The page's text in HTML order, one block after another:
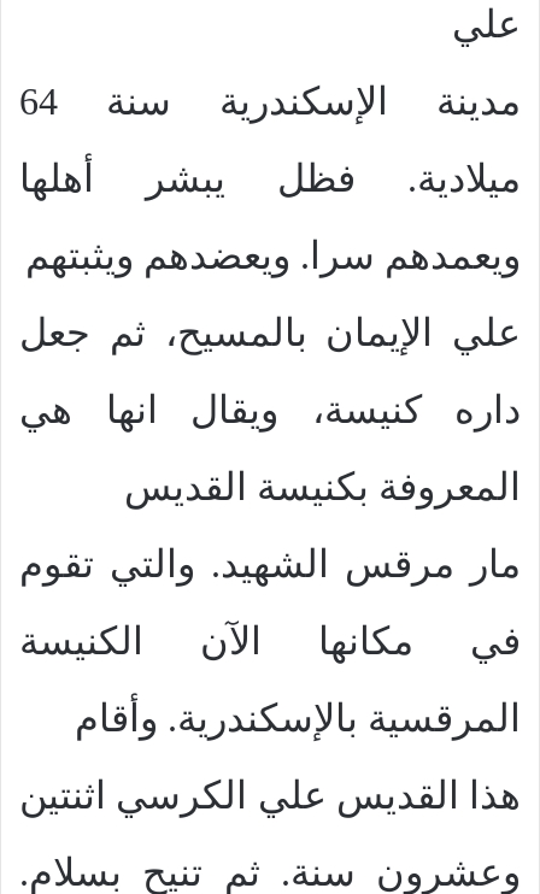
علي
مدينة الإسكندرية سنة 64
ميلادية. فظل يبشر أهلها
ويعمدهم سرا. ويعضدهم ويثبتهم
علي الإيمان بالمسيح، ثم جعل
داره كنيسة، ويقال انها هي
المعروفة بكنيسة القديس
مار مرقس الشهيد. والتي تقوم
في مكانها الآن الكنيسة
المرقسية بالإسكندرية. وأقام
هذا القديس علي الكرسي اثنتين
وعشرون سنة. ثم تنيح بسلام.